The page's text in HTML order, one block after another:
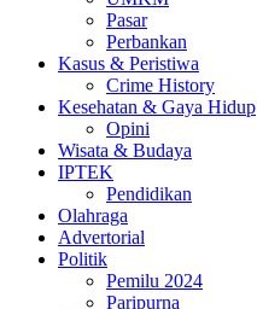
Pasar
Perbankan
Kasus & Peristiwa
Crime History
Kesehatan & Gaya Hidup
Opini
Wisata & Budaya
IPTEK
Pendidikan
Olahraga
Advertorial
Politik
Pemilu 2024
Paripurna